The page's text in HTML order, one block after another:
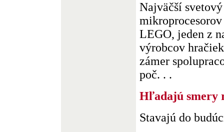
Najväčší
LEGO, jeden z
výrobcov
zámer
poč. . .
Hľadajú smery
Stavajú do